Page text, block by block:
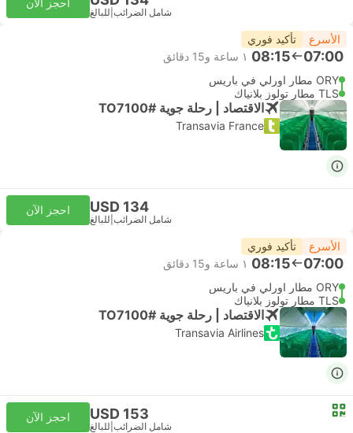
شامل الضرائب للبالغ
احجز الآن
الأسرع تأكيد فوري
07:00
08:15 ١ ساعة و‫15 دقائق
ORY مطار اورلي في باريس
TLS مطار تولوز بلانياك
الاقتصاد | رحلة جوية #TO7100
Transavia France
USD 134
شامل الضرائب للبالغ
احجز الآن
الأسرع تأكيد فوري
07:00
08:15 ١ ساعة و‫15 دقائق
ORY مطار اورلي في باريس
TLS مطار تولوز بلانياك
الاقتصاد | رحلة جوية #TO7100
Transavia Airlines
USD 153
شامل الضرائب للبالغ
احجز الآن